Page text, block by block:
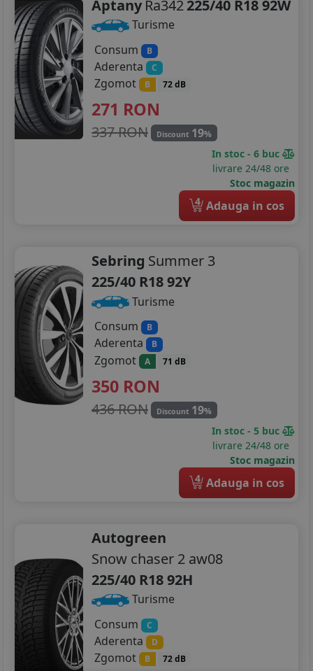
Aptany Ra342225/40 R18 92W
Turisme
Consum
B
Aderenta C
Zgomot B 72 dB
271 RON
337 RON Discount 19%
In stoc - 6 buc
livrare 24/48 ore
Stoc magazin
4 Adauga in cos
Sebring Summer 3
225/40 R18 92Y
Turisme
Consum
B
Aderenta B
Zgomot A 71 dB
350 RON
436 RON Discount 19%
In stoc - 5 buc
livrare 24/48 ore
Stoc magazin
4 Adauga in cos
Autogreen
Snow chaser 2 aw08
225/40 R18 92H
Turisme
Consum
C
Aderenta D
Zgomot B 72 dB